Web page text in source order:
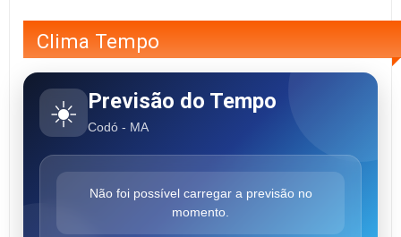
Clima Tempo
☀️ Previsão do Tempo
Codó - MA
Não foi possível carregar a previsão no
momento.